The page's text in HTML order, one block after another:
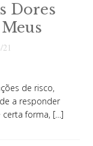
Dores
21
de risco,
a responder
forma, […]